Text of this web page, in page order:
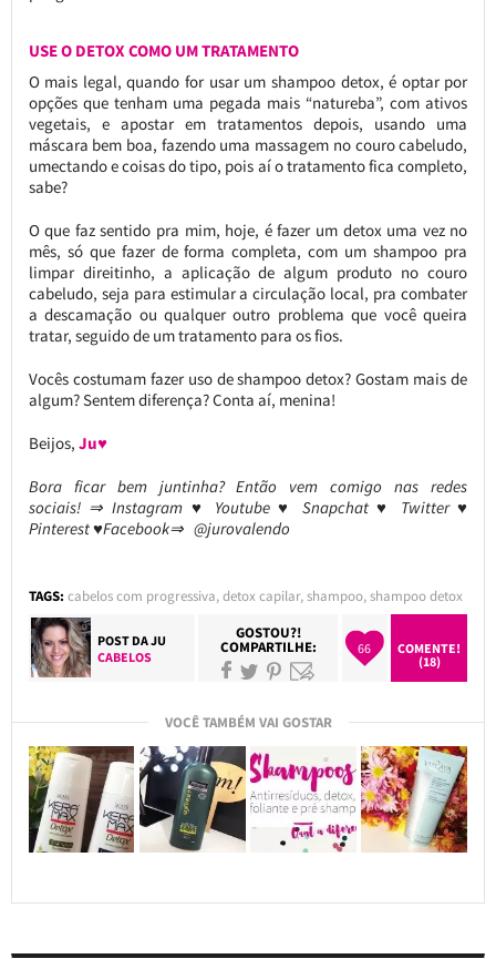
USE O DETOX COMO UM TRATAMENTO
O mais legal, quando for usar um shampoo detox, é optar por
opções que tenham uma pegada mais “natureba”, com ativos
vegetais, e apostar em tratamentos depois, usando uma
máscara bem boa, fazendo uma massagem no couro cabeludo,
umectando e coisas do tipo, pois aí o tratamento fica completo,
sabe?
O que faz sentido pra mim, hoje, é fazer um detox uma vez no
mês, só que fazer de forma completa, com um shampoo pra
limpar direitinho, a aplicação de algum produto no couro
cabeludo, seja para estimular a circulação local, pra combater
a descamação ou qualquer outro problema que você queira
tratar, seguido de um tratamento para os fios.
Vocês costumam fazer uso de shampoo detox? Gostam mais de
algum? Sentem diferença? Conta aí, menina!
Beijos, Ju♥
Bora ficar bem juntinha? Então vem comigo nas redes
sociais! ⇒ Instagram ♥ Youtube ♥ Snapchat ♥ Twitter ♥
Pinterest ♥Facebook⇒ @jurovalendo
TAGS: cabelos com progressiva,detox capilar,shampoo,shampoo detox
POST DAJU
CABELOS
GOSTOU?!
COMPARTILHE: 66
COMENTE!
(18)
VOCÊ TAMBÉM VAI GOSTAR